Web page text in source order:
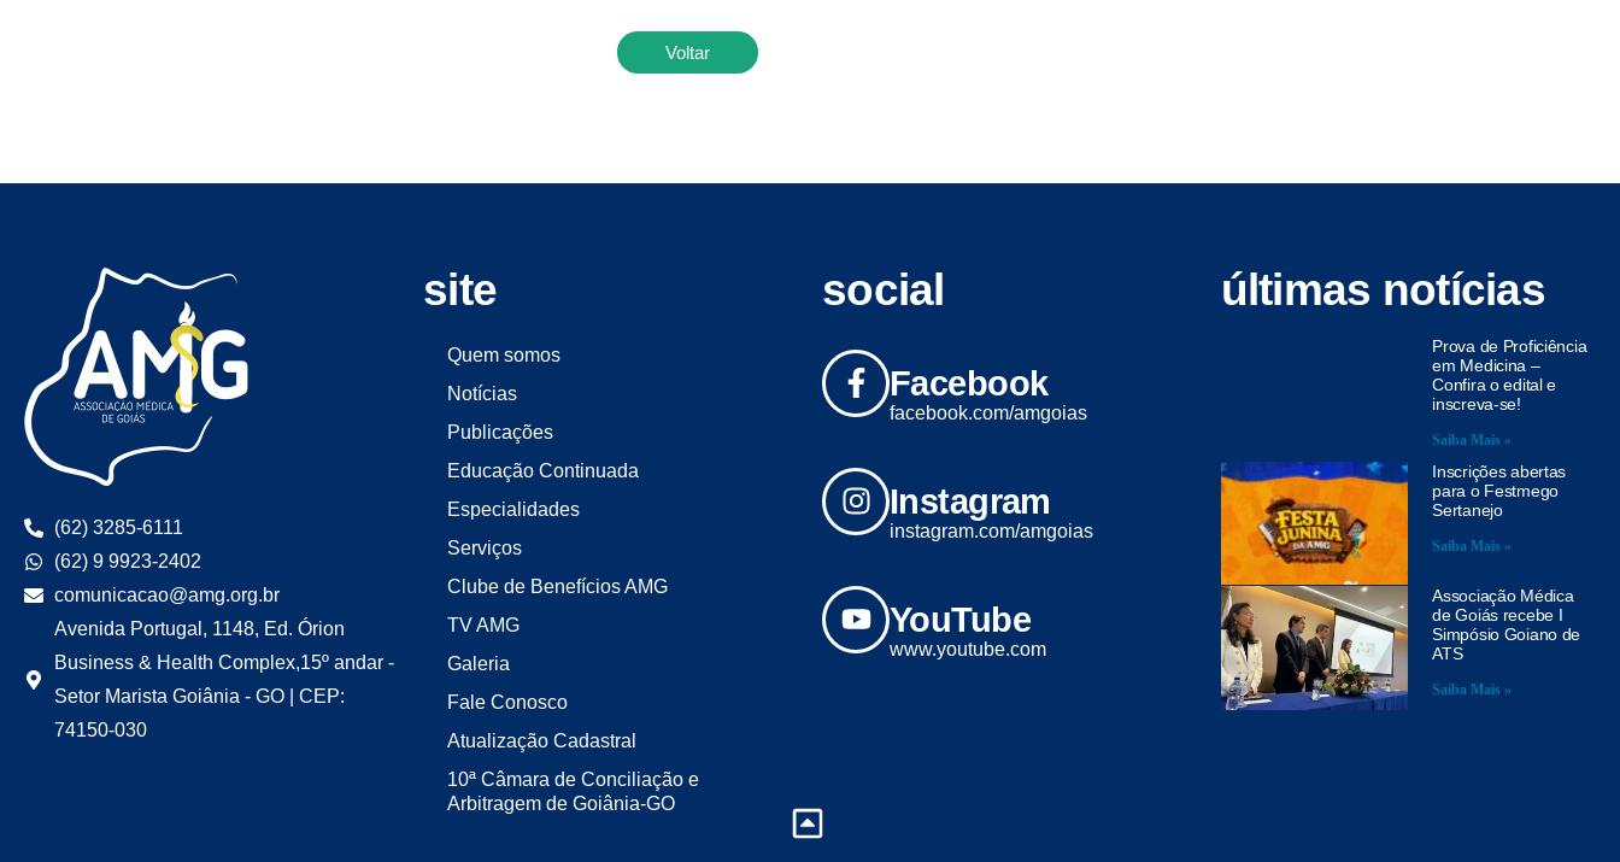
Voltar
(62) 3285-6111
(62) 9 9923-2402
comunicacao@amg.org.br
Avenida Portugal, 1148, Ed. Órion
Business & Health Complex,15º andar -
Setor Marista Goiânia - GO | CEP:
74150-030
site
Quem somos
Notícias
Publicações
Educação Continuada
Especialidades
Serviços
Clube de Benefícios AMG
TV AMG
Galeria
Fale Conosco
Atualização Cadastral
10ª Câmara de Conciliação e
Arbitragem de Goiânia-GO
social
Facebook
facebook.com/amgoias
Instagram
instagram.com/amgoias
YouTube
www.youtube.com
últimas notícias
Prova de Proficiência
em Medicina –
Confira o edital e
inscreva-se!
Saiba Mais »
Inscrições abertas
para o Festmego
Sertanejo
Saiba Mais »
Associação Médica
de Goiás recebe I
Simpósio Goiano de
ATS
Saiba Mais »